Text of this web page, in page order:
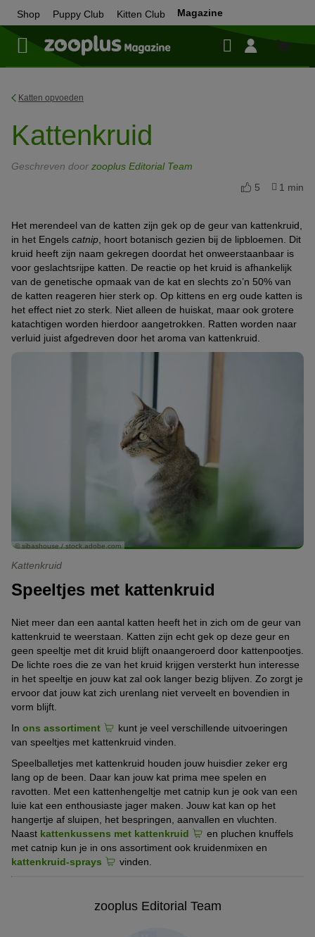
Shop Puppy Club Kitten Club Magazine
Shop
Katten opvoeden
Kattenkruid
Geschreven door zooplus Editorial Team
5
1 min
Het merendeel van de katten zijn gek op de geur van kattenkruid,
in het Engels catnip , hoort botanisch gezien bij de lipbloemen. Dit
kruid heeft zijn naam gekregen doordat het onweerstaanbaar is
voor geslachtsrijpe katten. De reactie op het kruid is afhankelijk
van de genetische opmaak van de kat en slechts zo’n 50% van
de katten reageren hier sterk op. Op kittens en erg oude katten is
het effect niet zo sterk. Niet alleen de huiskat, maar ook grotere
katachtigen worden hierdoor aangetrokken. Ratten worden naar
verluid juist afgedreven door het aroma van kattenkruid.
© sibashouse / stock.adobe.com
Kattenkruid
Speeltjes met kattenkruid
Niet meer dan een aantal katten heeft het in zich om de geur van
kattenkruid te weerstaan. Katten zijn echt gek op deze geur en
geen speeltje met dit kruid blijft onaangeroerd door kattenpootjes.
De lichte roes die ze van het kruid krijgen versterkt hun interesse
in het speeltje en jouw kat zal ook langer bezig blijven. Zo zorgt je
ervoor dat jouw kat zich urenlang niet verveelt en bovendien in
vorm blijft.
In ons assortiment
kunt je veel verschillende uitvoeringen
van speeltjes met kattenkruid vinden.
Speelballetjes met kattenkruid houden jouw huisdier zeker erg
lang op de been. Daar kan jouw kat prima mee spelen en
ravotten. Met een kattenhengeltje met catnip kun je ook van een
luie kat een enthousiaste jager maken. Jouw kat kan op het
hangertje af sluipen, het bespringen, aanvallen en vluchten.
Naast kattenkussens met kattenkruid
en pluchen knuffels
met catnip kun je in ons assortiment ook kruidenmixen en
kattenkruid-sprays
vinden.
zooplus Editorial Team